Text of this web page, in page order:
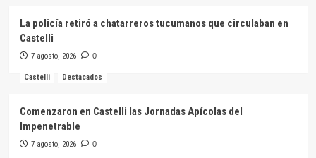
La policía retiró a chatarreros tucumanos que circulaban en
Castelli
7 agosto, 2026 0
Castelli Destacados
Comenzaron en Castelli las Jornadas Apícolas del
Impenetrable
7 agosto, 2026 0